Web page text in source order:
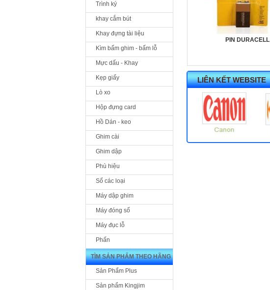
Trình ký
khay cắm bút
Khay đựng tài liệu
Kìm bấm ghim - bấm lỗ
Mực dấu - Khay
Kẹp giấy
Lò xo
Hộp đựng card
Hồ Dán - keo
Ghim cài
Ghim dập
Phù hiệu
Sổ các loại
Máy dập ghim
Máy đóng số
Máy đục lỗ
Phấn
TÌM SẢN PHẨM THEO HÃNG
Sản Phẩm Plus
Sản phẩm Kingjim
PIN DURACELL
LIÊN KẾT WEBSITE